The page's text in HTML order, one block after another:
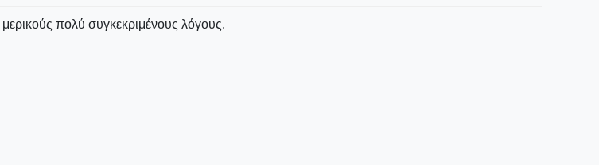
μερικούς πολύ συγκεκριμένους λόγους.